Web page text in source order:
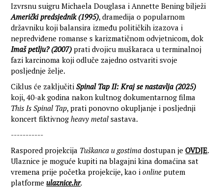
Izvrsnu suigru Michaela Douglasa i Annette Bening bilježi
Američki predsjednik (1995), dramedija o popularnom
državniku koji balansira između političkih izazova i
nepredviđene romanse s karizmatičnom odvjetnicom, dok
Imaš petlju? (2007) prati dvojicu muškaraca u terminalnoj
fazi karcinoma koji odluče zajedno ostvariti svoje
posljednje želje.
Ciklus će zaključitiSpinal Tap II: Kraj se nastavlja (2025)
koji, 40-ak godina nakon kultnog dokumentarnog filma
This Is Spinal Tap, prati ponovno okupljanje i posljednji
koncert fiktivnogheavy metal sastava.
-----------
Raspored projekcija Tuškanca u gostima dostupan jeOVDJE.
Ulaznice je moguće kupiti na blagajni kina domaćina sat
vremena prije početka projekcije, kao ionline putem
platformeulaznice.hr.